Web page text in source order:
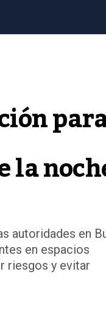
la
autoridades en
en espacios
riesgos y evitar